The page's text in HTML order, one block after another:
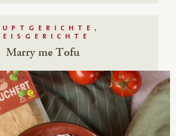
Marry me Tofu